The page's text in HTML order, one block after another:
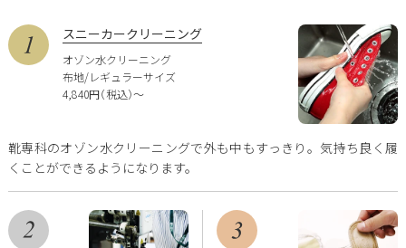
スニーカークリーニング
オゾン水クリーニング
布地/レギュラーサイズ
4,840円（税込）〜
靴専科のオゾン水クリーニングで外も中もすっきり。気持ち良く履
くことができるようになります。